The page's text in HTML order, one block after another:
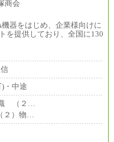
器をはじめ、企業様向けに
を提供しており、全国に130
・中途
職 （２…
２）物…